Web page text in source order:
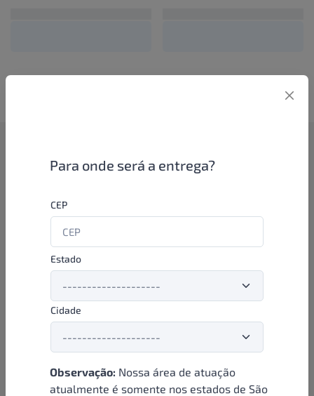
Para onde será a entrega?
CEP
Estado
Cidade
Observação: Nossa área de atuação
atualmente é somente nos estados de São
Como funciona
aproveitar as promoções e ofertas direto das indústrias de
beleza e higiene em nossa plataforma. E o melhor: você continua
comprando de seus distribuidores parceiros e encontra novos
distribuidores para comprar cada vez com mais praticidade e
agilidade. Aproveite!
Formas de pagamento
Institucional